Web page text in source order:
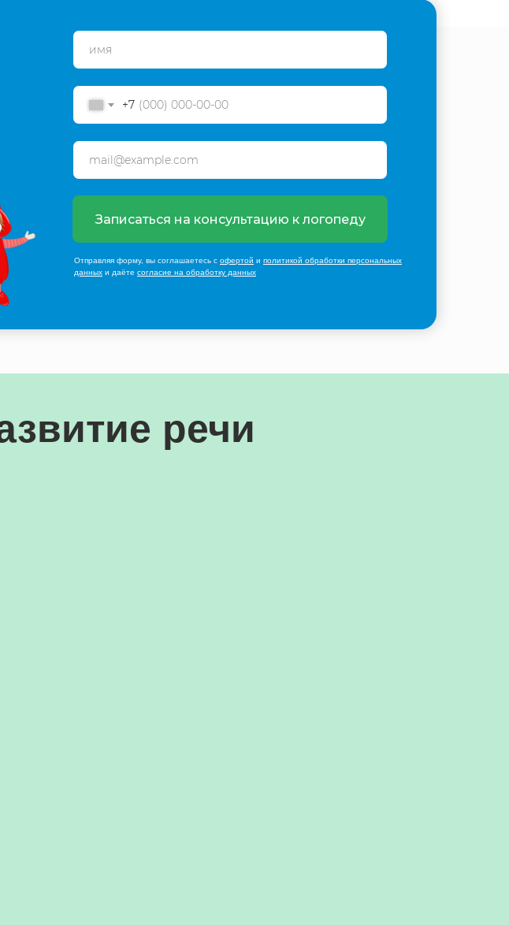
+7
Записаться на консультацию к логопеду
Отправляя форму, вы соглашаетесь с офертой и политикой обработки персональных
данных и даёте согласие на обработку данных
речи